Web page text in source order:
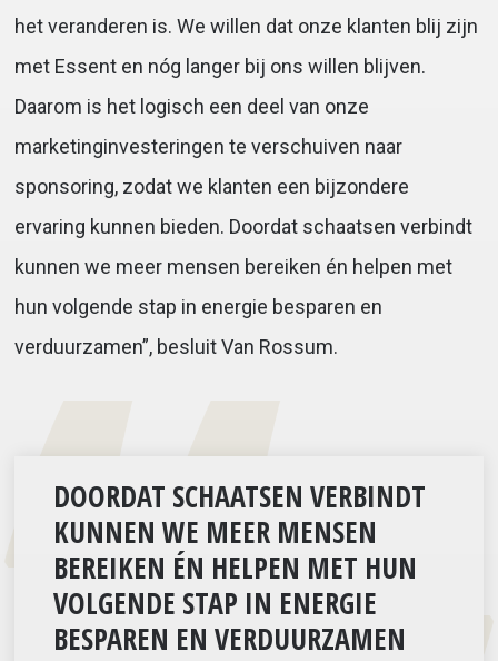
het veranderen is. We willen dat onze klanten blij zijn
met Essent en nóg langer bij ons willen blijven.
Daarom is het logisch een deel van onze
marketinginvesteringen te verschuiven naar
sponsoring, zodat we klanten een bijzondere
ervaring kunnen bieden. Doordat schaatsen verbindt
kunnen we meer mensen bereiken én helpen met
hun volgende stap in energie besparen en
verduurzamen”, besluit Van Rossum.
DOORDAT SCHAATSEN VERBINDT
KUNNEN WE MEER MENSEN
BEREIKEN ÉN HELPEN MET HUN
VOLGENDE STAP IN ENERGIE
BESPAREN EN VERDUURZAMEN